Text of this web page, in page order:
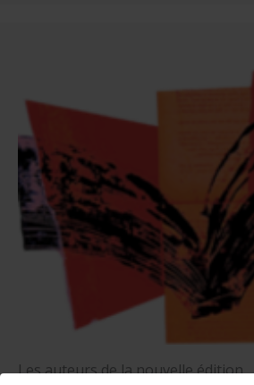
Les auteurs de la nouvelle édition…